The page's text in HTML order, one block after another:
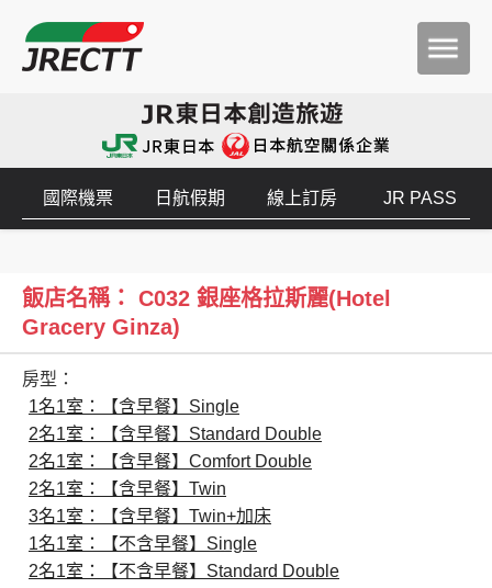
創造旅遊
國際機票 日航假期 線上訂房 JR PASS
飯店名稱： C032 銀座格拉斯麗(Hotel
Gracery Ginza)
房型：
1名1室：【含早餐】Single
2名1室：【含早餐】Standard Double
2名1室：【含早餐】Comfort Double
2名1室：【含早餐】Twin
3名1室：【含早餐】Twin+加床
1名1室：【不含早餐】Single
2名1室：【不含早餐】Standard Double